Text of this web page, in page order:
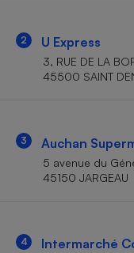
2 U Express
3, RUE DE LA
45500 SAINT
3 Auchan
5 avenue du
45150 JARGEAU
4 Intermarché